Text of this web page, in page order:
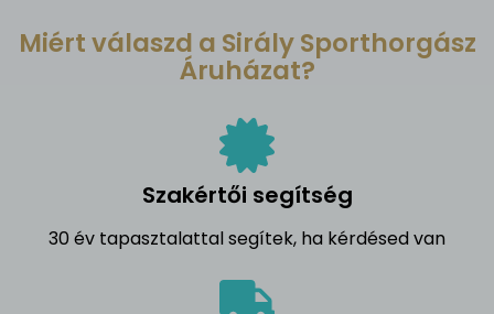
Miért válaszd a Sirály Sporthorgász
Áruházat?
Szakértői segítség
30 év tapasztalattal segítek, ha kérdésed van